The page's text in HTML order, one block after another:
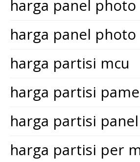
harga panel
harga panel
harga partisi mcu
harga partisi
harga partisi
harga partisi per